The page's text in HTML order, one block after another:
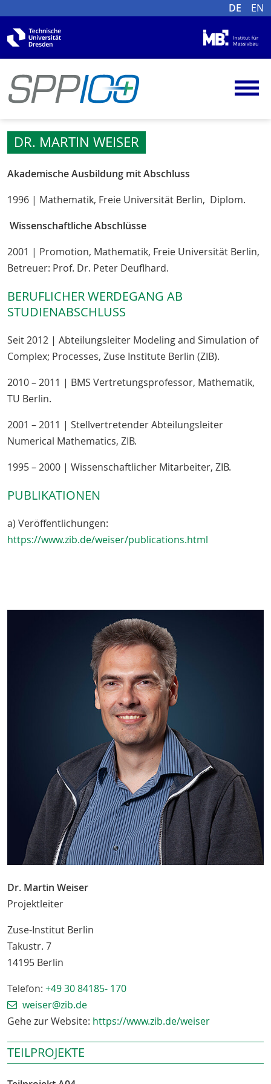
DE EN
DR. MARTIN WEISER
Akademische Ausbildung mit Abschluss
1996 | Mathematik, Freie Universität Berlin, Diplom.
Wissenschaftliche Abschlüsse
2001 | Promotion, Mathematik, Freie Universität Berlin,
Betreuer: Prof. Dr. Peter Deuflhard.
BERUFLICHER WERDEGANG AB
STUDIENABSCHLUSS
Seit 2012 | Abteilungsleiter Modeling and Simulation of
Complex; Processes, Zuse Institute Berlin (ZIB).
2010 – 2011 | BMS Vertretungsprofessor, Mathematik,
TU Berlin.
2001 – 2011 | Stellvertretender Abteilungsleiter
Numerical Mathematics, ZIB.
1995 – 2000 | Wissenschaftlicher Mitarbeiter, ZIB.
PUBLIKATIONEN
a) Veröffentlichungen:
https://www.zib.de/weiser/publications.html
Dr. Martin Weiser
Projektleiter
Zuse-Institut Berlin
Takustr. 7
14195 Berlin
Telefon: +49 30 84185- 170
weiser@zib.de
Gehe zur Website: https://www.zib.de/weiser
TEILPROJEKTE